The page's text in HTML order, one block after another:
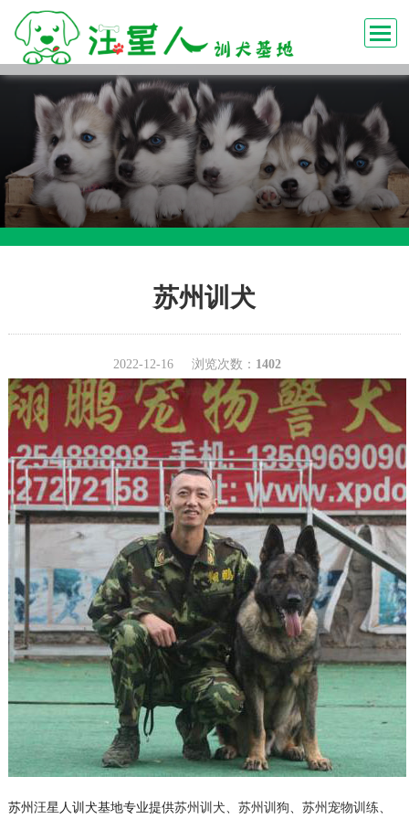
苏州训犬
2022-12-16 浏览次数： 1402
苏州汪星人训犬基地专业提供苏州训犬、 苏州训狗、 苏州宠物训练、